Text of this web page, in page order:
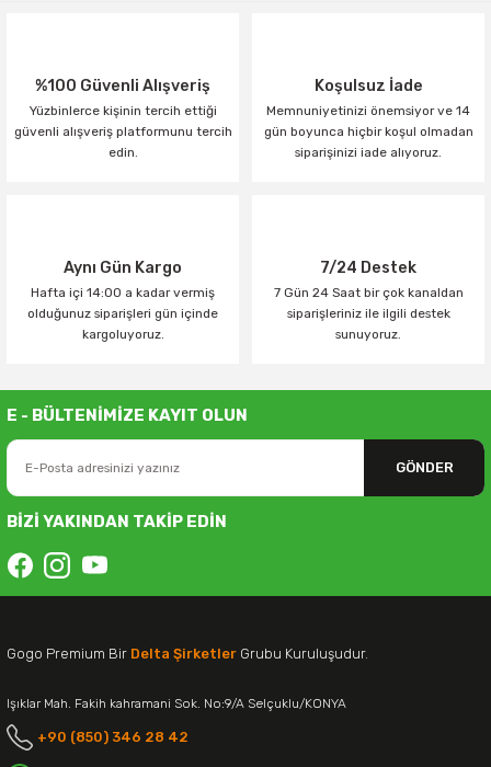
%100 Güvenli Alışveriş
Yüzbinlerce kişinin tercih ettiği
güvenli alışveriş platformunu tercih
edin.
Koşulsuz İade
Memnuniyetinizi önemsiyor ve 14
gün boyunca hiçbir koşul olmadan
siparişinizi iade alıyoruz.
Aynı Gün Kargo
Hafta içi 14:00 a kadar vermiş
olduğunuz siparişleri gün içinde
kargoluyoruz.
7/24 Destek
7 Gün 24 Saat bir çok kanaldan
siparişleriniz ile ilgili destek
sunuyoruz.
E - BÜLTENİMİZE KAYIT OLUN
GÖNDER
BİZİ YAKINDAN TAKİP EDİN
Gogo Premium Bir Delta Şirketler Grubu Kuruluşudur.
Işıklar Mah. Fakih kahramani Sok. No:9/A Selçuklu/KONYA
+90 (850) 346 28 42